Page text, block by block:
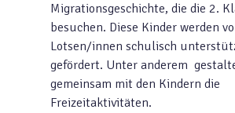
Migrationsgeschichte, die die 2.
besuchen. Diese Kinder werden
Lotsen/innen schulisch
gefördert. Unter anderem
gemeinsam mit den Kindern die
Freizeitaktivitäten.